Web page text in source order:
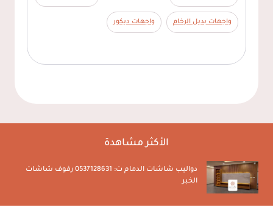
واجهات بديل الرخام واجهات ديكور
الأكثر مشاهدة
تركيب سواتر الدمام ت: 0537128631 تركيب سواتر حديد
الخبر